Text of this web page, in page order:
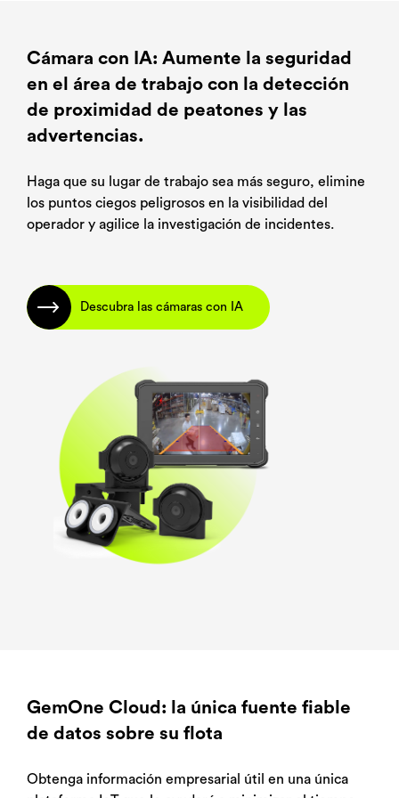
Teléfono*
Teléfono*
Cámara con IA: Aumente la seguridad
en el área de trabajo con la detección
de proximidad de peatones y las
advertencias.
Haga que su lugar de trabajo sea más seguro, elimine
los puntos ciegos peligrosos en la visibilidad del
operador y agilice la investigación de incidentes.
Descubra las cámaras con IA
GemOne Cloud: la única fuente fiable
de datos sobre su flota
Obtenga información empresarial útil en una única
Teléfono*